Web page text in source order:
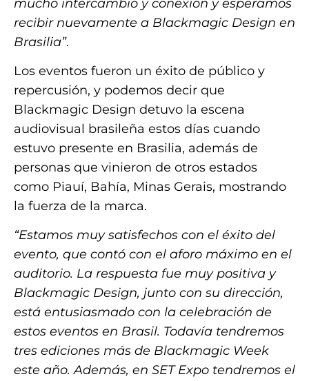
mucho intercambio y conexión y esperamos
recibir nuevamente a Blackmagic Design en
Brasilia”.
Los eventos fueron un éxito de público y
repercusión, y podemos decir que
Blackmagic Design detuvo la escena
audiovisual brasileña estos días cuando
estuvo presente en Brasilia, además de
personas que vinieron de otros estados
como Piauí, Bahía, Minas Gerais, mostrando
la fuerza de la marca.
“Estamos muy satisfechos con el éxito del
evento, que contó con el aforo máximo en el
auditorio. La respuesta fue muy positiva y
Blackmagic Design, junto con su dirección,
está entusiasmado con la celebración de
estos eventos en Brasil. Todavía tendremos
tres ediciones más de Blackmagic Week
este año. Además, en SET Expo tendremos el